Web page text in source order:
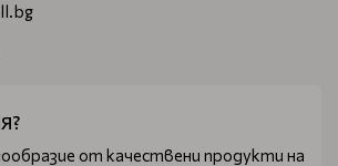
от качествени продукти на